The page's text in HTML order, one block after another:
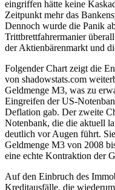
eingriffen hätte keine
Zeitpunkt mehr das
Dennoch wurde die Panik
Trittbrettfahrermanier
der Aktienbärenmarkt und
Folgender Chart zeigt die
von shadowstats.com
Geldmenge M3, was zu
Eingreifen der US-
Deflation gab. Der zweite
Notenbank, die die aktuell
deutlich vor Augen führt.
Geldmenge M3 von 2008
eine echte Kontraktion der
Auf den Einbruch des
Kreditausfälle, die